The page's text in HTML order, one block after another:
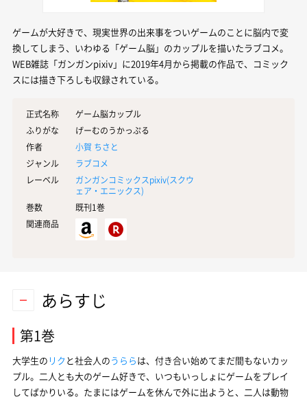
ゲームが大好きで、現実世界の出来事をついゲームのことに脳内で変
換してしまう、いわゆる「ゲーム脳」のカップルを描いたラブコメ。
WEB雑誌「ガンガンpixiv」に2019年4月から掲載の作品で、コミック
スには描き下ろしも収録されている。
正式名称
ゲーム脳カップル
ふりがな
げーむのうかっぷる
作者
小賀 ちさと
ジャンル
ラブコメ
レーベル
ガンガンコミックスpixiv(スクウ
ェア・エニックス)
巻数
既刊1巻
関連商品
あらすじ
第1巻
大学生の リクと社会人のうららは、付き合い始めてまだ間もないカッ
プル。二人とも大のゲーム好きで、いつもいっしょにゲームをプレイ
してばかりいる。たまにはゲームを休んで外に出ようと、二人は動物